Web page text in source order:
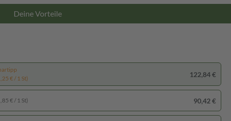
Deine Vorteile
€ / 1 St)
122,84 €
€ / 1 St) 90,42 €